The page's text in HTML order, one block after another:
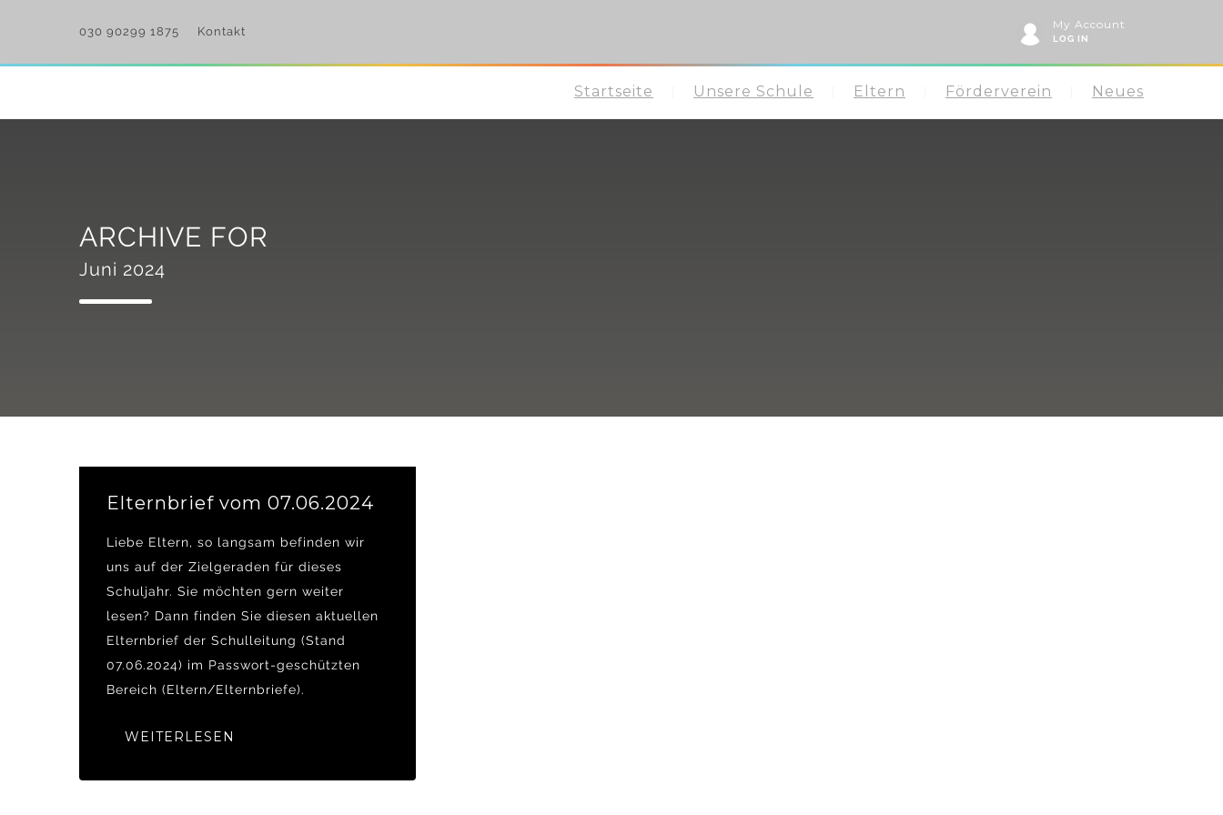
030 90299 1875 Kontakt
My Account
LOG IN
Startseite Unsere Schule Eltern Förderverein Neues
ARCHIVE FOR
Juni 2024
Elternbrief vom 07.06.2024
Liebe Eltern, so langsam befinden wir
uns auf der Zielgeraden für dieses
Schuljahr. Sie möchten gern weiter
lesen? Dann finden Sie diesen aktuellen
Elternbrief der Schulleitung (Stand
07.06.2024) im Passwort-geschützten
Bereich (Eltern/Elternbriefe).
WEITERLESEN